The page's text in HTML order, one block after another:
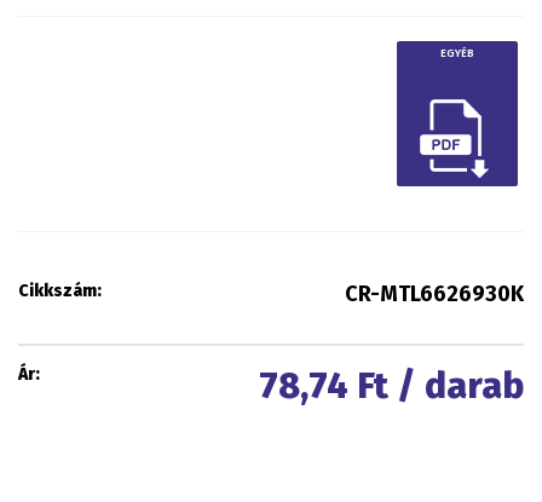
EGYÉB
Cikkszám: CR-MTL6626930K
Ár: 78,74 Ft / darab